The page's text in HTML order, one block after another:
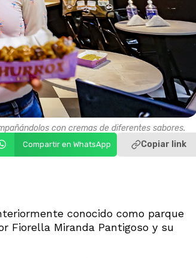
con cremas de diferentes sabores.
Compartir en WhatsApp Copiar link
conocido como parque
Fiorella Miranda Pantigoso y su